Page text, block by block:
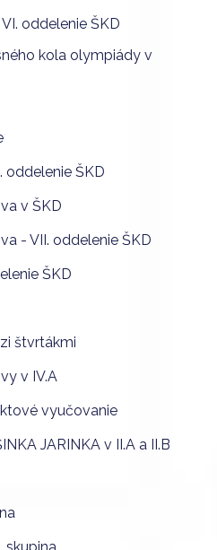
oddelenie ŠKD
kola olympiády v
oddelenie ŠKD
v ŠKD
- VII. oddelenie ŠKD
ŠKD
štvrtákmi
v IV.A
vyučovanie
JARINKA v II.A a II.B